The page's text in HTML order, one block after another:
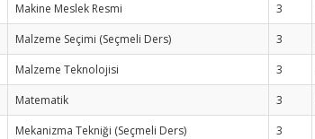
Makine Meslek Resmi 3
Malzeme Seçimi (Seçmeli Ders) 3
Malzeme Teknolojisi 3
Matematik 3
Mekanizma Tekniği (Seçmeli Ders) 3